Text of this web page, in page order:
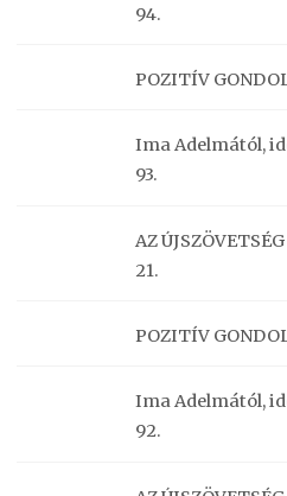
94.
POZITÍV
Ima Adelmától,
93.
AZ
21.
POZITÍV
Ima Adelmától,
92.